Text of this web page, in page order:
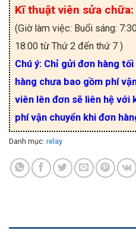
Kĩ thuật viên sửa
(Giờ làm việc: Buổi sáng:
18:00 từ Thứ 2 đến thứ 7 )
Chú ý: Chỉ gửi đơn hàng
hàng chưa bao gồm phí
viên lên đơn sẽ liên hệ với
phí vận chuyển khi đơn
Danh mục: relay